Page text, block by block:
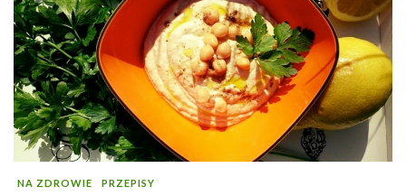
NA ZDROWIE PRZEPISY